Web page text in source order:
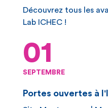
Découvrez tous les
Lab ICHEC !
01
SEPTEMBRE
Portes ouvertes à